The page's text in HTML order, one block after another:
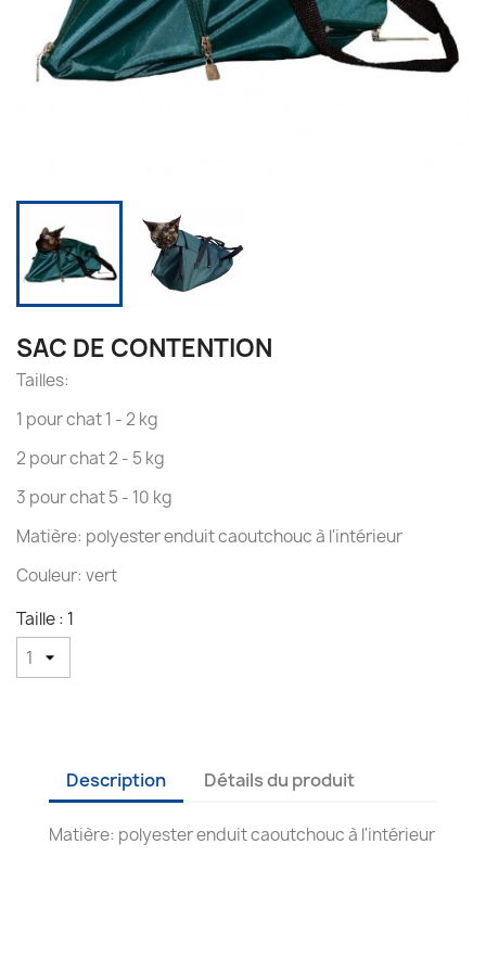
SAC DE CONTENTION
Tailles:
1 pour chat 1 - 2 kg
2 pour chat 2 - 5 kg
3 pour chat 5 - 10 kg
Matière: polyester enduit caoutchouc à l'intérieur
Couleur: vert
Taille : 1
Description Détails du produit
Matière: polyester enduit caoutchouc à l'intérieur